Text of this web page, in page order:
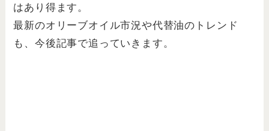
はあり得ます。
最新のオリーブオイル市況や代替油のトレンド
も、今後記事で追っていきます。